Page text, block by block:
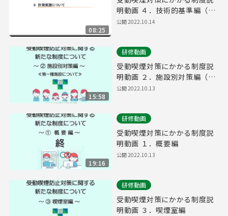
08:25
明動画 ４．技術的基準編（④
計測実践）
公開2022.10.14
15:58
研修動画
受動喫煙対策にかかる制度説
明動画 ２．施設別対策編（①
第一種）
公開2022.10.13
19:16
研修動画
受動喫煙対策にかかる制度説
明動画 １．概要編
公開2022.10.13
研修動画
受動喫煙対策にかかる制度説
明動画 ３．喫煙室編